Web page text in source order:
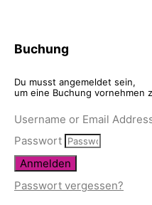
Buchung
Du musst angemeldet sein,
um eine Buchung vornehmen
Username or Email
Passwort
Anmelden
Passwort vergessen?